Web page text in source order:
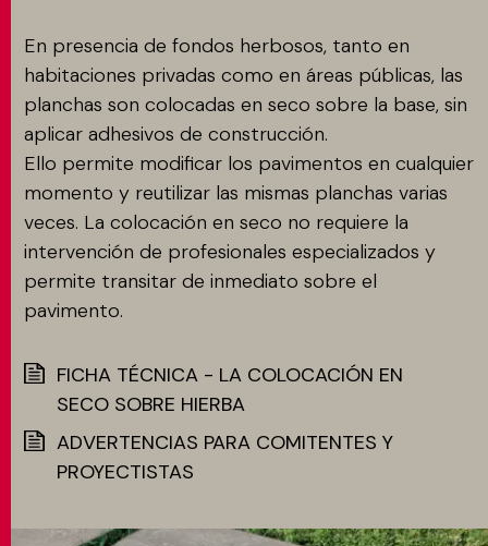
En presencia de fondos herbosos, tanto en
habitaciones privadas como en áreas públicas, las
planchas son colocadas en seco sobre la base, sin
aplicar adhesivos de construcción.
Ello permite modificar los pavimentos en cualquier
momento y reutilizar las mismas planchas varias
veces. La colocación en seco no requiere la
intervención de profesionales especializados y
permite transitar de inmediato sobre el
pavimento.
FICHA TÉCNICA - LA COLOCACIÓN EN
SECO SOBRE HIERBA
ADVERTENCIAS PARA COMITENTES Y
PROYECTISTAS